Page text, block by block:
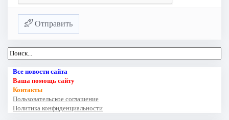
Отправить
Все новости сайта
Ваша помощь сайту
Контакты
Пользовательское соглашение
Политика конфиденциальности